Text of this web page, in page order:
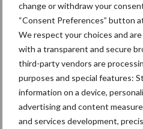
change or withdraw your
“Consent Preferences” button
We respect your choices and
with a transparent and secure
third-party vendors are
purposes and special features:
information on a device,
advertising and content
and services development,
Over Project
Het project ReFarM wordt
Interreg VI-programma
wordt medegefinancierd door de
NRW en de provincies
Bron: DLV Advies